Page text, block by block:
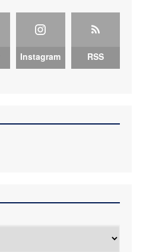
Instagram RSS